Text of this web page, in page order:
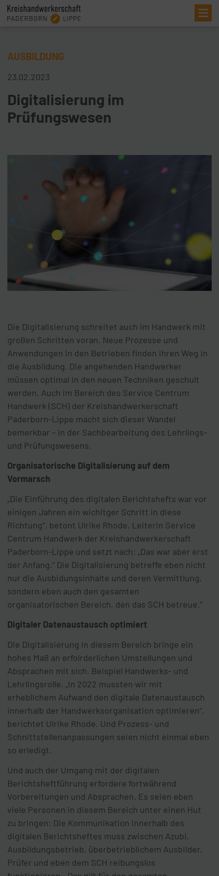
AUSBILDUNG
23.02.2023
Digitalisierung im
Prüfungswesen
Die Digitalisierung schreitet auch im Handwerk mit
großen Schritten voran. Neue Prozesse und
Anwendungen in den Betrieben finden ihren Weg in
die Ausbildung. Die angehenden Handwerker
müssen optimal in den neuen Techniken geschult
werden. Auch im Bereich des Service Centrum
Handwerk (SCH) der Kreishandwerkerschaft
Paderborn-Lippe macht sich dieser Wandel
bemerkbar – in der Sachbearbeitung des Lehrlings-
und Prüfungswesens.
Organisatorische Digitalisierung auf dem
Vormarsch
„Die Einführung des digitalen Berichtshefts war vor
einigen Jahren ein wichitger Schritt in diese
Richtung“, betont Ulrike Rhode, Leiterin Service
Centrum Handwerk der Kreishandwerkerschaft
Paderborn-Lippe und setzt nach: „Das war aber erst
der Anfang.“ Die Digitalisierung betreffe eben nicht
nur die Ausbidungsinhalte und deren Vermittlung,
sondern eben auch den gesamten
organisatorischen Bereich, den das SCH betreue.“
Digitaler Datenaustausch optimiert
Die Digitalisierung in diesem Bereich bringe ein
hohes Maß an erfolrderlichen Umstellungen und
Absprachen mit sich. Beispiel Handwerks- und
Lehrlingsrolle. „In 2022 mussten wir mit
erheblichem Aufwand den digitale Datenaustausch
innerhalb der Handwerksorganisation optimieren“,
berichtet Ulrike Rhode. Und Prozess- und
Schnittstellenanpassungen seien nicht einmal eben
so erledigt.
Und auch der Umgang mit der digitalen
Berichtsheftführung erfordere fortwährend
Vorbereitungen und Absprachen. Es seien eben
viele Personen in diesem Bereich unter einen Hut
zu bringen: Die Kommunikation innerhalb des
digitalen Berichtsheftes muss zwischen Azubi,
Ausbildungsbetrieb, überbetrieblichem Ausbilder,
Prüfer und eben dem SCH reibungslos